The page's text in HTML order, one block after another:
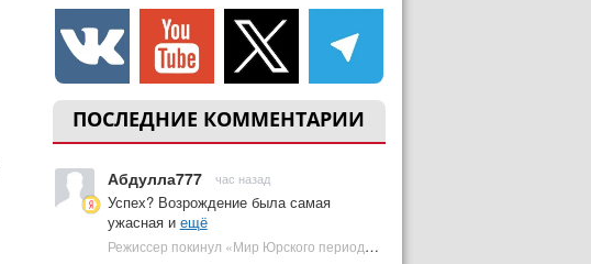
ПОСЛЕДНИЕ КОММЕНТАРИИ
Абдулла777 час назад
Успех? Возрождение была самая
ужасная и ещё
Режиссер покинул «Мир Юрского периода 5» | Plugged In Ru